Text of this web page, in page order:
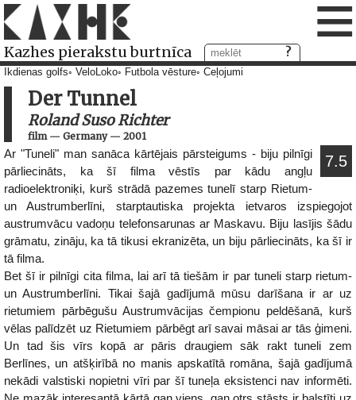
Kazhes pierakstu burtnīca ≡
Ikdienas golfs VeloLoko Futbola vēsture Ceļojumi
Der Tunnel
Roland Suso Richter
film— Germany— 2001
7.5
Ar "Tuneli" man sanāca kārtējais pārsteigums - biju pilnīgi
pārliecināts, ka šī filma vēstīs par kādu angļu
radioelektroniķi, kurš strādā pazemes tunelī starp Rietum-
un Austrumberlīni, starptautiska projekta ietvaros izspiegojot
austrumvācu vadoņu telefonsarunas ar Maskavu. Biju lasījis šādu
grāmatu, zināju, ka tā tikusi ekranizēta, un biju pārliecināts, ka šī ir
tā filma.
Bet šī ir pilnīgi cita filma, lai arī tā tiešām ir par tuneli starp rietum-
un Austrumberlīni. Tikai šajā gadījumā mūsu darīšana ir ar uz
rietumiem pārbēgušu Austrumvācijas čempionu peldēšanā, kurš
vēlas palīdzēt uz Rietumiem pārbēgt arī savai māsai ar tās ģimeni.
Un tad šis vīrs kopā ar pāris draugiem sāk rakt tuneli zem
Berlīnes, un atšķirībā no manis apskatītā romāna, šajā gadījumā
nekādi valstiski nopietni vīri par šī tuneļa eksistenci nav informēti.